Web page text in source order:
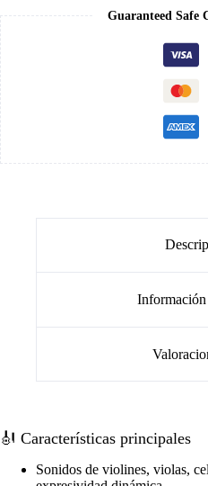
Guaranteed Safe
🎻 Características principales
Sonidos de violines, violas,